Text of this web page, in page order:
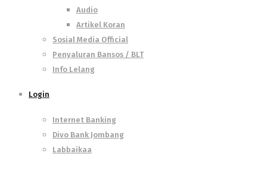
Audio
Artikel Koran
Sosial Media Official
Penyaluran Bansos / BLT
Info Lelang
Login
Internet Banking
Divo Bank Jombang
Labbaikaa